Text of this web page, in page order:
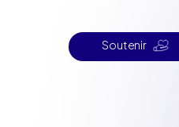
Soutenir